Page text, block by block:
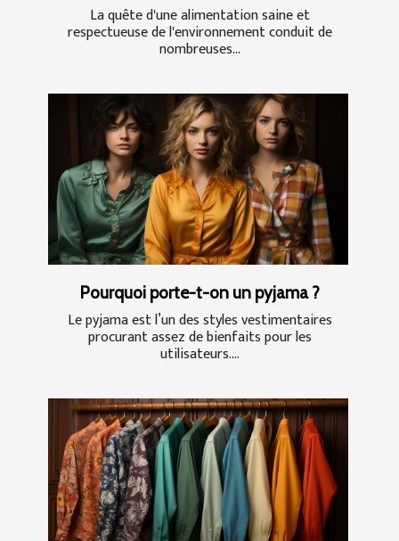
La quête d'une alimentation saine et
respectueuse de l'environnement conduit de
nombreuses...
Pourquoi porte-t-on un pyjama ?
Le pyjama est l’un des styles vestimentaires
procurant assez de bienfaits pour les
utilisateurs....